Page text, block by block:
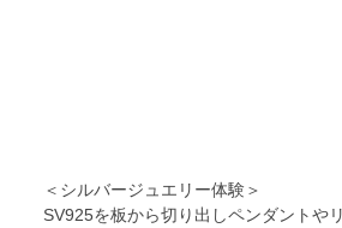
＜シルバージュエリー体験＞
SV925を板から切り出しペンダントや